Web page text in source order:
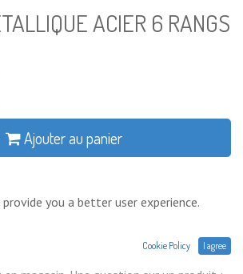
ACIER 6 RANGS
Ajouter au panier
Hors TVA. Expéditions,
you a better user experience.
Cookie Policy I agree